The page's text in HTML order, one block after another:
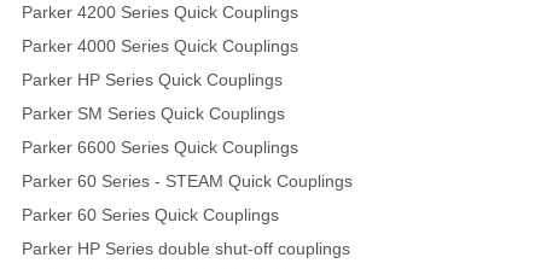
Parker 4200 Series Quick Couplings
Parker 4000 Series Quick Couplings
Parker HP Series Quick Couplings
Parker SM Series Quick Couplings
Parker 6600 Series Quick Couplings
Parker 60 Series - STEAM Quick Couplings
Parker 60 Series Quick Couplings
Parker HP Series double shut-off couplings